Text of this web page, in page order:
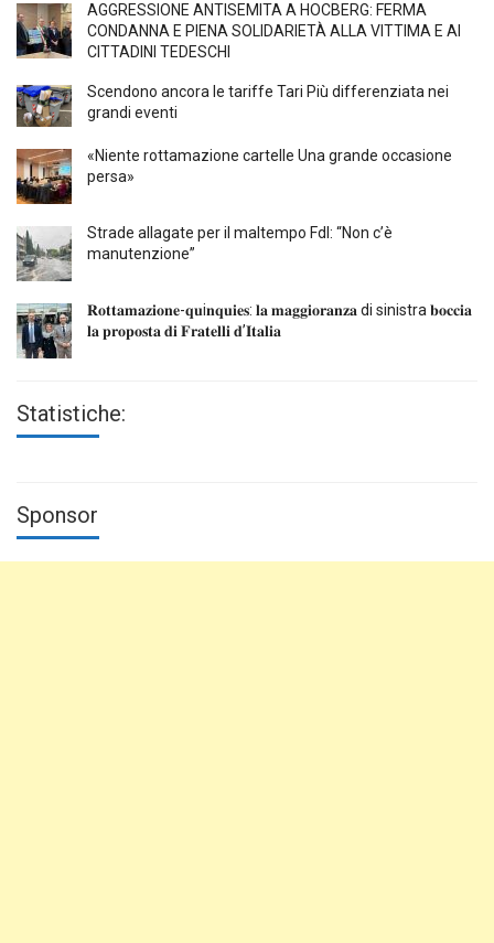
AGGRESSIONE ANTISEMITA A HÖCBERG: FERMA
CONDANNA E PIENA SOLIDARIETÀ ALLA VITTIMA E AI
CITTADINI TEDESCHI
Scendono ancora le tariffe Tari Più differenziata nei
grandi eventi
«Niente rottamazione cartelle Una grande occasione
persa»
Strade allagate per il maltempo FdI: “Non c’è
manutenzione”
𝐑𝐨𝐭𝐭𝐚𝐦𝐚𝐳𝐢𝐨𝐧𝐞-𝐪𝐮i𝐧𝐪𝐮𝐢𝐞𝐬: 𝐥𝐚 𝐦𝐚𝐠𝐠𝐢𝐨𝐫𝐚𝐧𝐳𝐚 di sinistra 𝐛𝐨𝐜𝐜𝐢𝐚
𝐥𝐚 𝐩𝐫𝐨𝐩𝐨𝐬𝐭𝐚 𝐝𝐢 𝐅𝐫𝐚𝐭𝐞𝐥𝐥𝐢 𝐝’𝐈𝐭𝐚𝐥𝐢𝐚
Statistiche:
Sponsor